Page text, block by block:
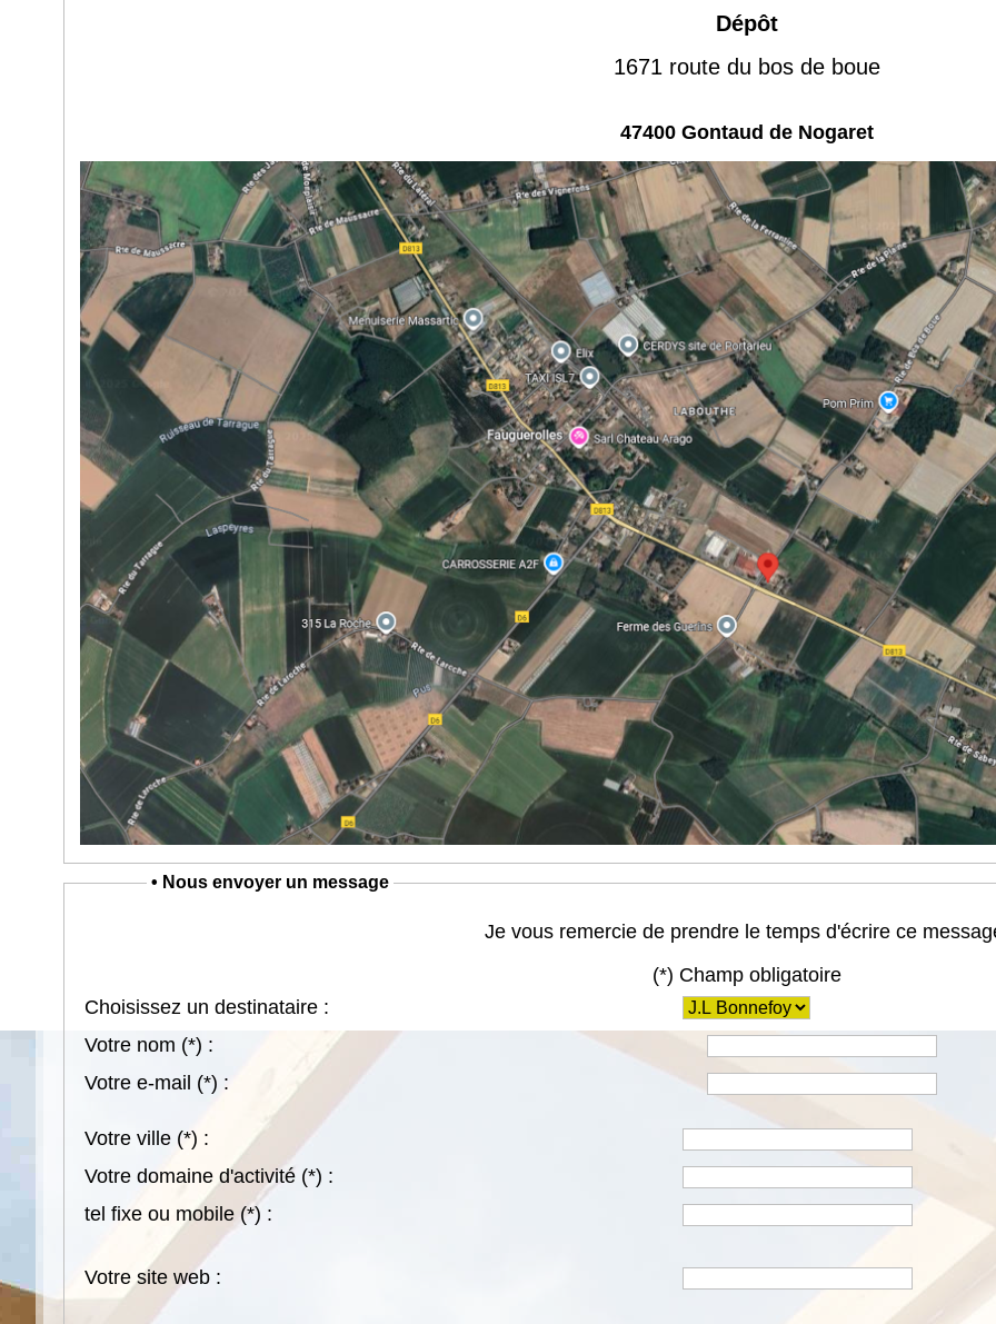
Dépôt
1671 route du bos de boue
47400 Gontaud de Nogaret
• Nous envoyer un message
Je vous remercie de prendre le temps d'écrire ce
(*) Champ obligatoire
Choisissez un destinataire :
Votre nom (*) :
Votre e-mail (*) :
Votre ville (*) :
Votre domaine d'activité (*) :
tel fixe ou mobile (*) :
Votre site web :